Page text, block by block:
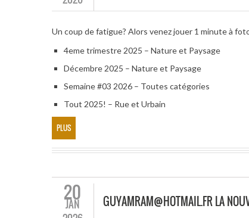
Un coup de fatigue? Alors venez jouer 1 minute à
4eme trimestre 2025 – Nature et Paysage
Décembre 2025 – Nature et Paysage
Semaine #03 2026 – Toutes catégories
Tout 2025! – Rue et Urbain
PLUS
20
JAN
GUYAMRAM@HOTMAIL.FR LA